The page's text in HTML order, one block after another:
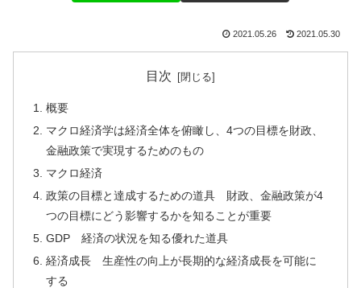
2021.05.26 2021.05.30
目次
概要
マクロ経済学は経済全体を俯瞰し、4つの目標を財政、
金融政策で実現するためのもの
マクロ経済
政策の目標と達成するための道具 財政、金融政策が4
つの目標にどう影響するかを知ることが重要
GDP 経済の状況を知る優れた道具
経済成長 生産性の向上が長期的な経済成長を可能に
する